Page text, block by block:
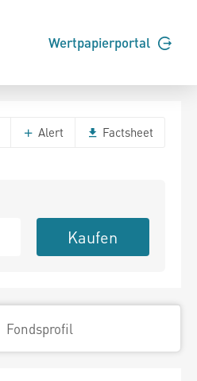
Wertpapierportal
Alert Factsheet
Kaufen
Fondsprofil